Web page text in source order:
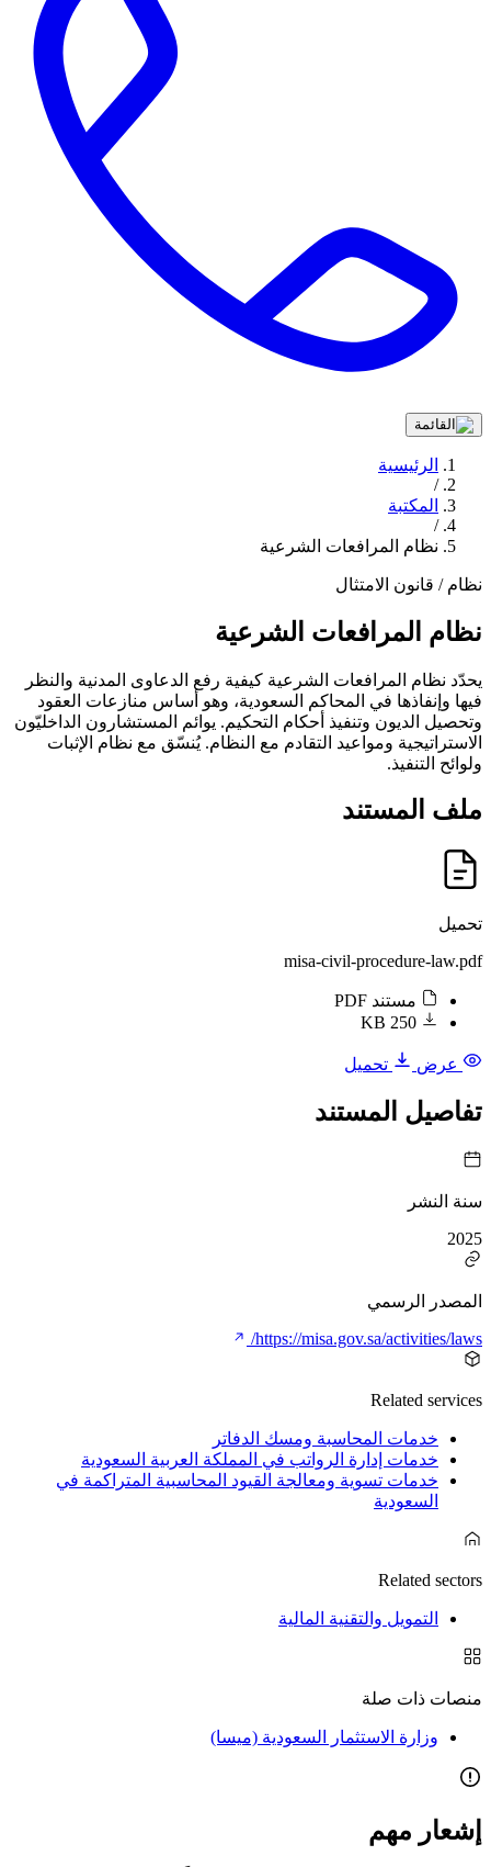
الرئيسية
/
المكتبة
/
نظام المرافعات الشرعية
نظام / قانون الامتثال
نظام المرافعات الشرعية
يحدّد نظام المرافعات الشرعية كيفية رفع الدعاوى المدنية والنظر
فيها وإنفاذها في المحاكم السعودية، وهو أساس منازعات العقود
وتحصيل الديون وتنفيذ أحكام التحكيم. يوائم المستشارون الداخليّون
الاستراتيجية ومواعيد التقادم مع النظام. يُنسّق مع نظام الإثبات
ولوائح التنفيذ.
ملف المستند
تحميل
misa-civil-procedure-law.pdf
مستند PDF
250 KB
عرض تحميل
تفاصيل المستند
سنة النشر
2025
المصدر الرسمي
https://misa.gov.sa/activities/laws/
Related services
خدمات المحاسبة ومسك الدفاتر
خدمات إدارة الرواتب في المملكة العربية السعودية
خدمات تسوية ومعالجة القيود المحاسبية المتراكمة في
السعودية
Related sectors
التمويل والتقنية المالية
منصات ذات صلة
وزارة الاستثمار السعودية (ميسا)
إشعار مهم